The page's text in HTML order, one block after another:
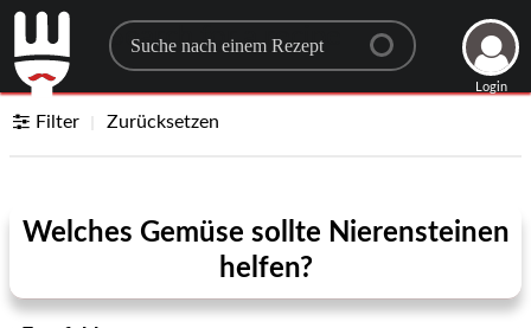
Search for a recipe
Login
Filter Zurücksetzen
Welches Gemüse sollte Nierensteinen
helfen?